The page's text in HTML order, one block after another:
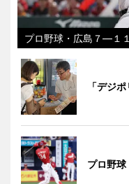
プロ野球・広島７―１
「デジ
プロ野